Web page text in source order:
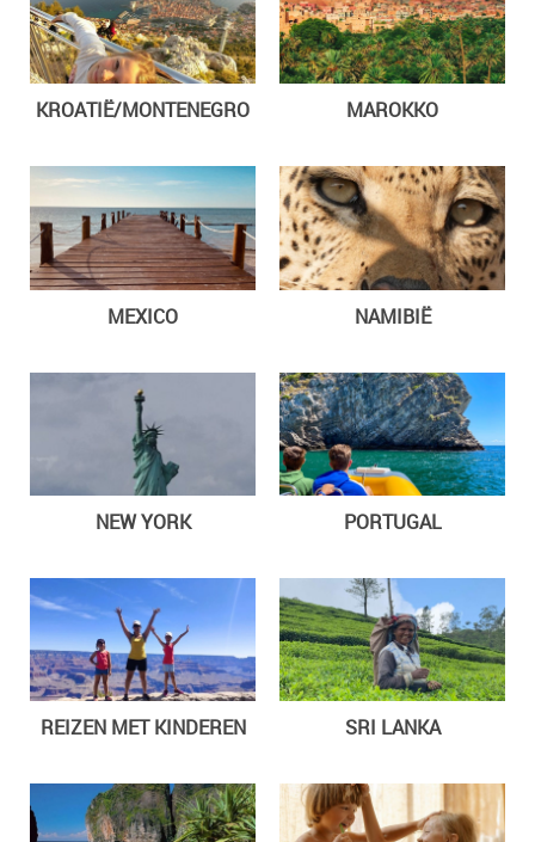
KROATIË/MONTENEGRO MAROKKO
MEXICO NAMIBIË
NEW YORK PORTUGAL
REIZEN MET KINDEREN SRI LANKA